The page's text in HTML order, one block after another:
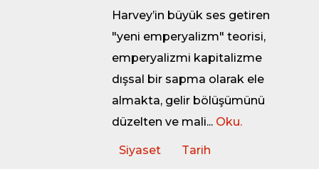
Harvey’in büyük ses getiren
"yeni emperyalizm" teorisi,
emperyalizmi kapitalizme
dışsal bir sapma olarak ele
almakta, gelir bölüşümünü
düzelten ve mali... Oku.
Siyaset
Tarih